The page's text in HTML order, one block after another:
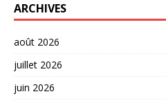
ARCHIVES
août 2026
juillet 2026
juin 2026